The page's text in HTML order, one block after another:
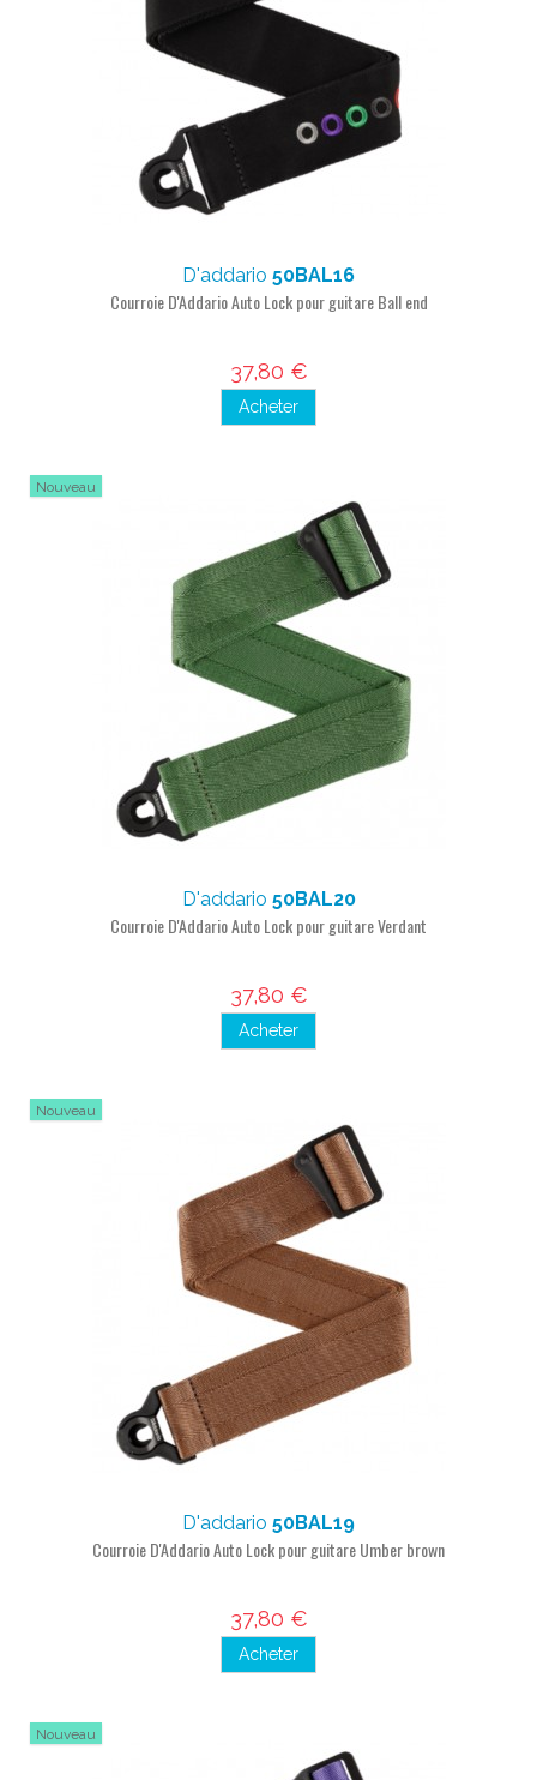
D'addario 50BAL16
Courroie D'Addario Auto Lock pour guitare Ball end
37,80 €
Acheter
Nouveau
D'addario 50BAL20
Courroie D'Addario Auto Lock pour guitare Verdant
37,80 €
Acheter
Nouveau
D'addario 50BAL19
Courroie D'Addario Auto Lock pour guitare Umber brown
37,80 €
Acheter
Nouveau